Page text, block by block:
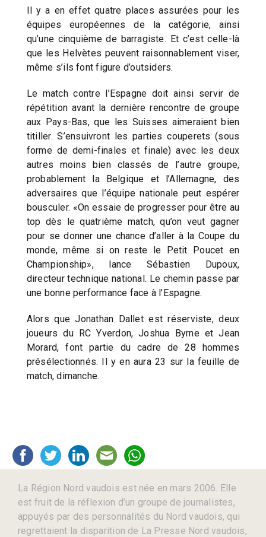
Il y a en effet quatre places assurées pour les
équipes européennes de la catégorie, ainsi
qu’une cinquième de barragiste. Et c’est celle-là
que les Helvètes peuvent raisonnablement viser,
même s’ils font figure d’outsiders.
Le match contre l’Espagne doit ainsi servir de
répétition avant la dernière rencontre de groupe
aux Pays-Bas, que les Suisses aimeraient bien
titiller. S’ensuivront les parties couperets (sous
forme de demi-finales et finale) avec les deux
autres moins bien classés de l’autre groupe,
probablement la Belgique et l’Allemagne, des
adversaires que l’équipe nationale peut espérer
bousculer. «On essaie de progresser pour être au
top dès le quatrième match, qu’on veut gagner
pour se donner une chance d’aller à la Coupe du
monde, même si on reste le Petit Poucet en
Championship», lance Sébastien Dupoux,
directeur technique national. Le chemin passe par
une bonne performance face à l’Espagne.
Alors que Jonathan Dallet est réserviste, deux
joueurs du RC Yverdon, Joshua Byrne et Jean
Morard, font partie du cadre de 28 hommes
présélectionnés. Il y en aura 23 sur la feuille de
match, dimanche.
La Région Nord vaudois est née en mars 2006. Elle
est fruit de la réflexion d’un groupe de journalistes,
appuyés par des personnalités du Nord vaudois, qui
regrettaient la disparition de La Presse Nord vaudois,